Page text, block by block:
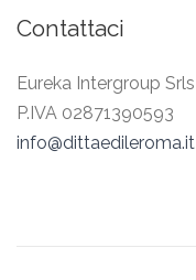
Contattaci
Eureka Intergroup Srls
P.IVA 02871390593
info@dittaedileroma.it